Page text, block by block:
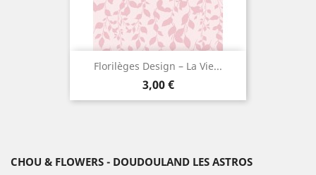
Florilèges Design – La Vie...
Prix
3,00 €
CHOU & FLOWERS - DOUDOULAND LES ASTROS